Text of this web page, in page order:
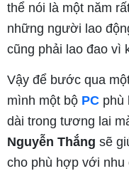
thể nói là một năm
những người lao
cũng phải lao đao vì
Vậy để bước qua
mình một bộ PC phù
dài trong tương lai
Nguyễn Thắng sẽ
cho phù hợp với nhu